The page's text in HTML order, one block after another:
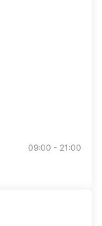
09:00 - 21:00